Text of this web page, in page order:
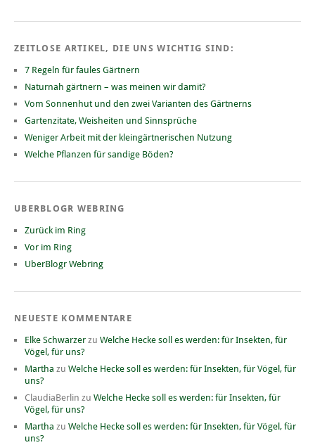
ZEITLOSE ARTIKEL, DIE UNS WICHTIG SIND:
7 Regeln für faules Gärtnern
Naturnah gärtnern – was meinen wir damit?
Vom Sonnenhut und den zwei Varianten des Gärtnerns
Gartenzitate, Weisheiten und Sinnsprüche
Weniger Arbeit mit der kleingärtnerischen Nutzung
Welche Pflanzen für sandige Böden?
UBERBLOGR WEBRING
Zurück im Ring
Vor im Ring
UberBlogr Webring
NEUESTE KOMMENTARE
Elke Schwarzer zu Welche Hecke soll es werden: für Insekten, für
Vögel, für uns?
Martha zu Welche Hecke soll es werden: für Insekten, für Vögel, für
uns?
ClaudiaBerlin zu Welche Hecke soll es werden: für Insekten, für
Vögel, für uns?
Martha zu Welche Hecke soll es werden: für Insekten, für Vögel, für
uns?